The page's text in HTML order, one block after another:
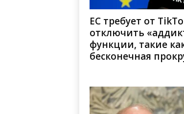
ЕС требует от
отключить
функции, такие
бесконечная